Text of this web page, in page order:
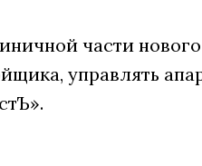
части
управлять